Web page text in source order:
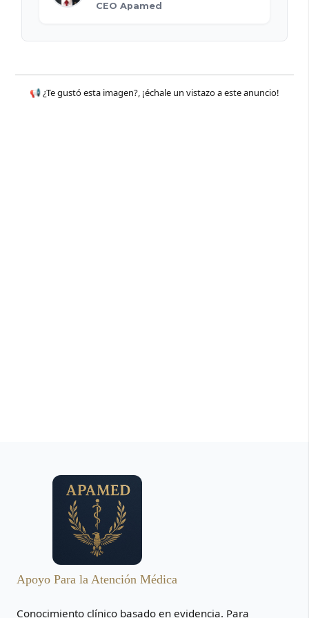
CEO Apamed
📢 ¿Te gustó esta imagen?, ¡échale un vistazo a este anuncio!
Apoyo Para la Atención Médica
Conocimiento clínico basado en evidencia. Para